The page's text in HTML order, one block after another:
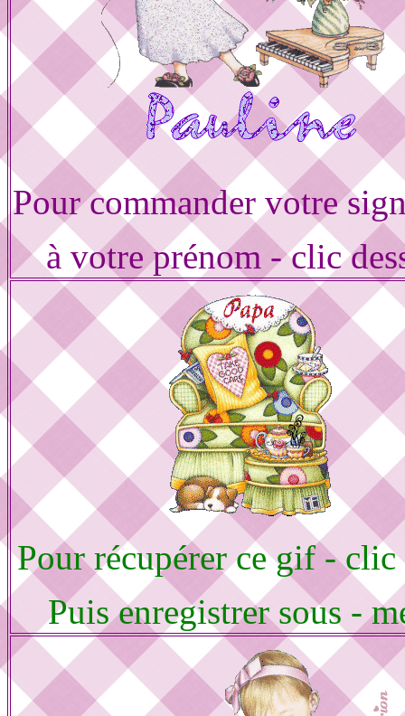
Pour commander votre
à votre prénom - clic
Pour récupérer ce gif -
Puis enregistrer sous -